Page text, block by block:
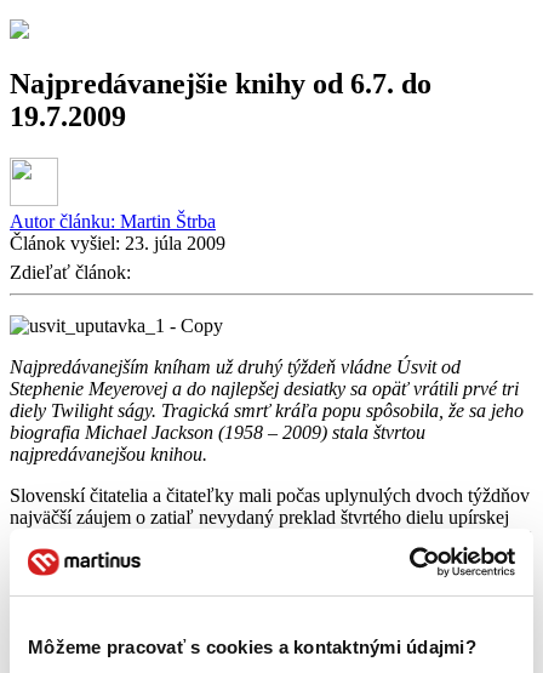
Môžeme pracovať s cookies a kontaktnými údajmi?
Najpredávanejšie knihy od 6.7. do
19.7.2009
Autor článku: Martin Štrba
Článok vyšiel: 23. júla 2009
Zdieľať článok:
Najpredávanejším kníham už druhý týždeň vládne Úsvit od
Stephenie Meyerovej a do najlepšej desiatky sa opäť vrátili prvé tri
diely Twilight ságy. Tragická smrť kráľa popu spôsobila, že sa jeho
biografia Michael Jackson (1958 – 2009) stala štvrtou
najpredávanejšou knihou.
Slovenskí čitatelia a čitateľky mali počas uplynulých dvoch týždňov
najväčší záujem o zatiaľ nevydaný preklad štvrtého dielu upírskej
je tak už
mesiac najpredávanejšia napriek tomu, že vyjde až koncom augusta.
O päť miest si oproti predchádzajúcemu rebríčku polepšila tretia
najpredávanejšou knihou. O jedno miesto – na trojku, klesol román